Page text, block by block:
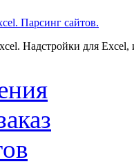
Парсинг сайтов.
Надстройки для Excel,